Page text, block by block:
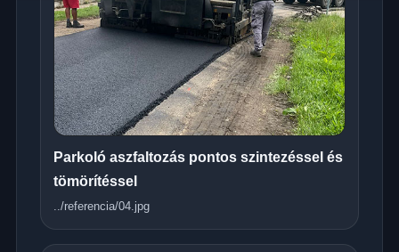
Parkoló aszfaltozás pontos szintezéssel és
tömörítéssel
../referencia/04.jpg